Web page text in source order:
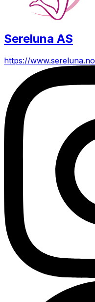
Sereluna AS
https://www.sereluna.no